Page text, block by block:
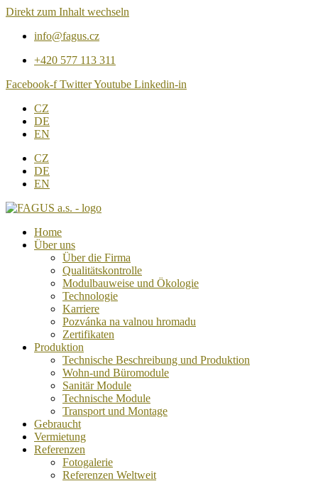
Direkt zum Inhalt wechseln
info@fagus.cz
+420 577 113 311
Facebook-f TwitterYoutube Linkedin-in
CZ
DE
EN
CZ
DE
EN
Home
Über uns
Über die Firma
Qualitätskontrolle
Modulbauweise und Ökologie
Technologie
Karriere
Pozvánka na valnou hromadu
Zertifikaten
Produktion
Technische Beschreibung und Produktion
Wohn-und Büromodule
Sanitär Module
Technische Module
Transport und Montage
Gebraucht
Vermietung
Referenzen
Fotogalerie
Referenzen Weltweit